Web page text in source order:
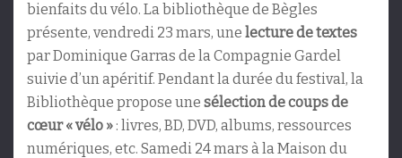
bienfaits du vélo. La bibliothèque de Bègles
présente, vendredi 23 mars, une lecture de textes
par Dominique Garras de la Compagnie Gardel
suivie d’un apéritif. Pendant la durée du festival, la
Bibliothèque propose une sélection de coups de
cœur « vélo » : livres, BD, DVD, albums, ressources
numériques, etc. Samedi 24 mars à la Maison du